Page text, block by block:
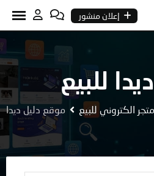
إعلان منشور
للبيع
متجر الكتروني للبيع
موقع دليل ديدا